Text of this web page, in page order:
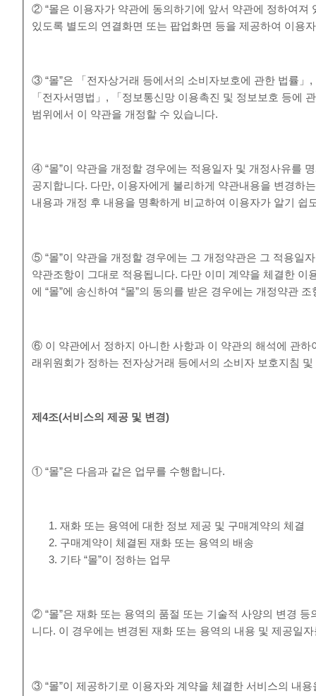
② “몰은 이용자가 약관에 동의하기에 앞서 약관에 정하여져
있도록 별도의 연결화면 또는 팝업화면 등을 제공하여 이용
③ “몰”은 「전자상거래 등에서의 소비자보호에 관한 법률
「전자서명법」, 「정보통신망 이용촉진 및 정보보호 등에
범위에서 이 약관을 개정할 수 있습니다.
④ “몰”이 약관을 개정할 경우에는 적용일자 및 개정사유를
공지합니다. 다만, 이용자에게 불리하게 약관내용을 변경하
내용과 개정 후 내용을 명확하게 비교하여 이용자가 알기 쉽
⑤ “몰”이 약관을 개정할 경우에는 그 개정약관은 그 적용일
약관조항이 그대로 적용됩니다. 다만 이미 계약을 체결한
에 “몰”에 송신하여 “몰”의 동의를 받은 경우에는 개정약관
⑥ 이 약관에서 정하지 아니한 사항과 이 약관의 해석에 관
래위원회가 정하는 전자상거래 등에서의 소비자 보호지침
제4조(서비스의 제공 및 변경)
① “몰”은 다음과 같은 업무를 수행합니다.
재화 또는 용역에 대한 정보 제공 및 구매계약의 체결
구매계약이 체결된 재화 또는 용역의 배송
기타 “몰”이 정하는 업무
② “몰”은 재화 또는 용역의 품절 또는 기술적 사양의 변경
니다. 이 경우에는 변경된 재화 또는 용역의 내용 및 제공일
③ “몰”이 제공하기로 이용자와 계약을 체결한 서비스의 내